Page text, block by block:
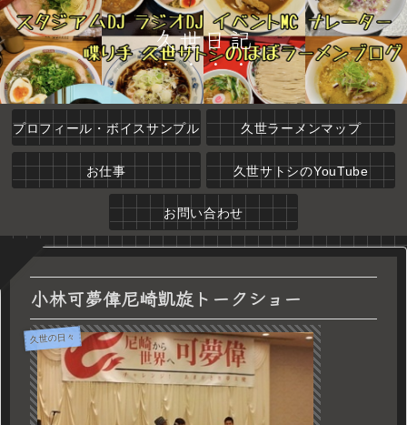
久世日記
プロフィール・ボイスサンプル 久世ラーメンマップ
お仕事 久世サトシのYouTube
お問い合わせ
小林可夢偉尼崎凱旋トークショー
久世の日々